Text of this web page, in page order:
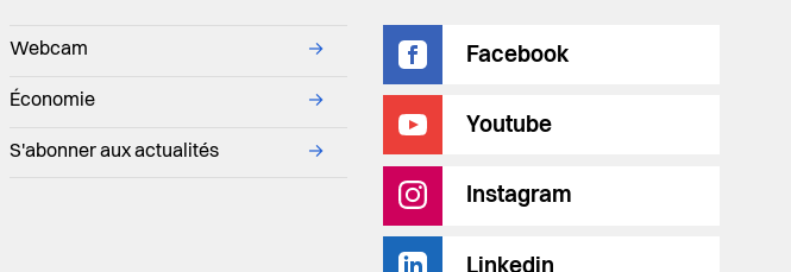
Webcam →
Économie →
S'abonner aux actualités →
Facebook
Youtube
Instagram
Linkedin